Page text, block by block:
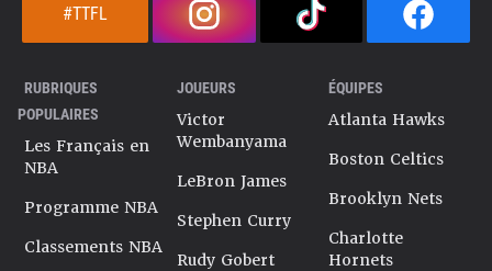
#TTFL
RUBRIQUES
POPULAIRES
Les Français en
NBA
Programme NBA
Classements NBA
JOUEURS
Victor
Wembanyama
LeBron James
Stephen Curry
Rudy Gobert
ÉQUIPES
Atlanta Hawks
Boston Celtics
Brooklyn Nets
Charlotte
Hornets